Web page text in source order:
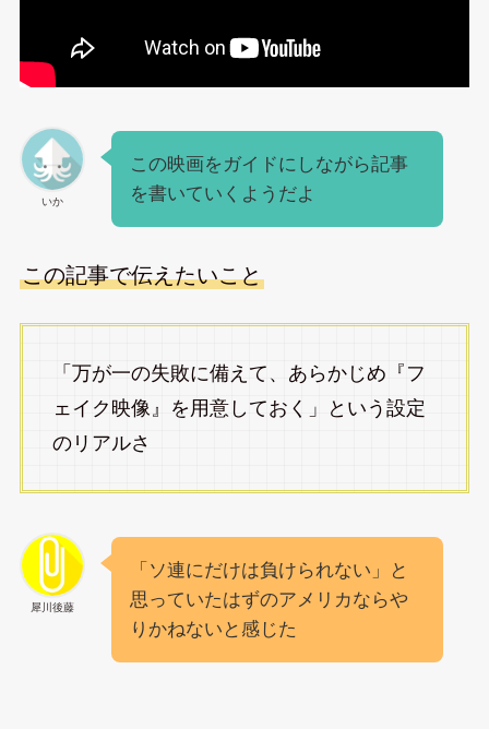
いか
この映画をガイドにしながら記事
を書いていくようだよ
この記事で伝えたいこと
「万が一の失敗に備えて、あらかじめ『フ
ェイク映像』を用意しておく」という設定
のリアルさ
犀川後藤
「ソ連にだけは負けられない」と
思っていたはずのアメリカならや
りかねないと感じた